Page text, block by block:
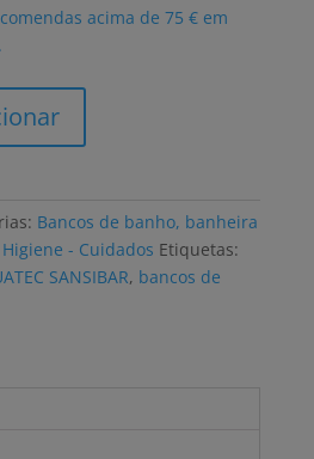
acima de 75 € em
Bancos de banho, banheira
- Cuidados Etiquetas:
SANSIBAR, bancos de